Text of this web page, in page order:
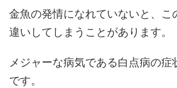
金魚の発情になれていないと、こ
違いしてしまうことがあります。
メジャーな病気である白点病の症
です。